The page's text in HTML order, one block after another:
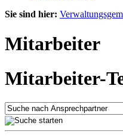
Sie sind hier:
Mitarbeiter
Mitarbeiter-